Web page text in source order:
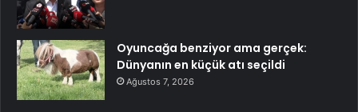
Oyuncağa benziyor ama gerçek:
Dünyanın en küçük atı seçildi
Ağustos 7, 2026